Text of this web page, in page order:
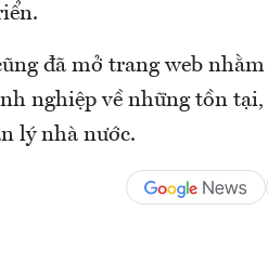
đã mở trang web
nghiệp về những tồn
lý nhà nước.